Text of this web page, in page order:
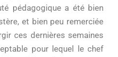
pédagogique a été bien
et bien peu remerciée
ces dernières semaines
pour lequel le chef